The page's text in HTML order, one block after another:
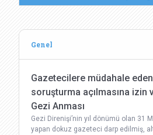
Genel
Gazetecilere müdahale
soruşturma açılmasına izin
Gezi Anması
Gezi Direnişi’nin yıl dönümü olan 31
yapan dokuz gazeteci darp edilmiş,